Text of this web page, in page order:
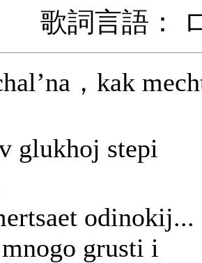
詞言語：
，kak
glukhoj stepi
odinokij...
grusti i